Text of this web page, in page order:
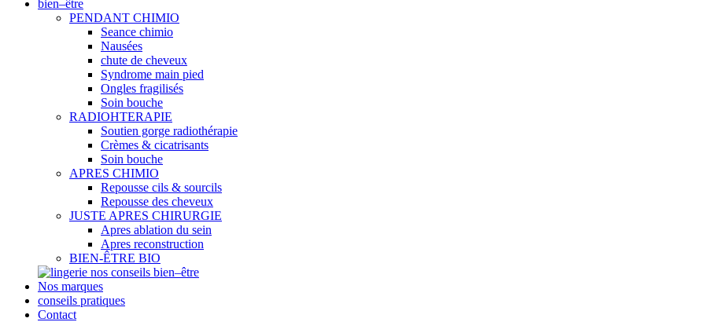
bien–être
PENDANT CHIMIO
Seance chimio
Nausées
chute de cheveux
Syndrome main pied
Ongles fragilisés
Soin bouche
RADIOHTERAPIE
Soutien gorge radiothérapie
Crèmes & cicatrisants
Soin bouche
APRES CHIMIO
Repousse cils & sourcils
Repousse des cheveux
JUSTE APRES CHIRURGIE
Apres ablation du sein
Apres reconstruction
BIEN-ÊTRE BIO
nos conseils bien–être
Nos marques
conseils pratiques
Contact